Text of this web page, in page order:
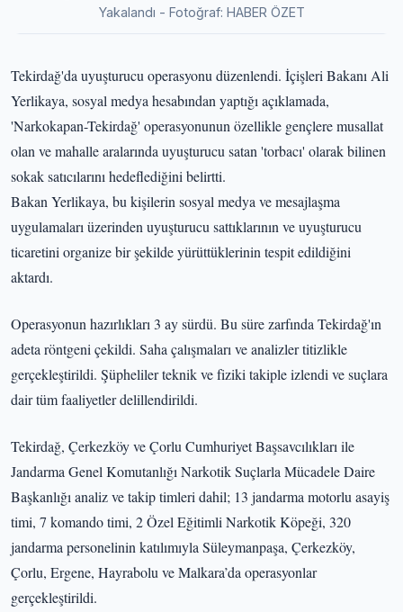
Yakalandı - Fotoğraf: HABER ÖZET
Tekirdağ'da uyuşturucu operasyonu düzenlendi. İçişleri Bakanı Ali
Yerlikaya, sosyal medya hesabından yaptığı açıklamada,
'Narkokapan-Tekirdağ' operasyonunun özellikle gençlere musallat
olan ve mahalle aralarında uyuşturucu satan 'torbacı' olarak bilinen
sokak satıcılarını hedeflediğini belirtti.
Bakan Yerlikaya, bu kişilerin sosyal medya ve mesajlaşma
uygulamaları üzerinden uyuşturucu sattıklarının ve uyuşturucu
ticaretini organize bir şekilde yürüttüklerinin tespit edildiğini
aktardı.
Operasyonun hazırlıkları 3 ay sürdü. Bu süre zarfında Tekirdağ'ın
adeta röntgeni çekildi. Saha çalışmaları ve analizler titizlikle
gerçekleştirildi. Şüpheliler teknik ve fiziki takiple izlendi ve suçlara
dair tüm faaliyetler delillendirildi.
Tekirdağ, Çerkezköy ve Çorlu Cumhuriyet Başsavcılıkları ile
Jandarma Genel Komutanlığı Narkotik Suçlarla Mücadele Daire
Başkanlığı analiz ve takip timleri dahil; 13 jandarma motorlu asayiş
timi, 7 komando timi, 2 Özel Eğitimli Narkotik Köpeği, 320
jandarma personelinin katılımıyla Süleymanpaşa, Çerkezköy,
Çorlu, Ergene, Hayrabolu ve Malkara’da operasyonlar
gerçekleştirildi.